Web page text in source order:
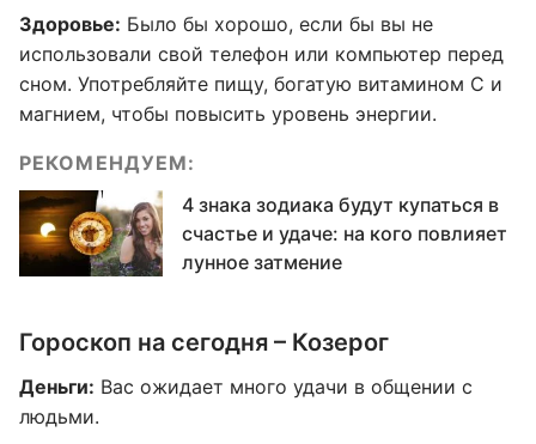
Здоровье: Было бы хорошо, если бы вы не
использовали свой телефон или компьютер перед
сном. Употребляйте пищу, богатую витамином C и
магнием, чтобы повысить уровень энергии.
РЕКОМЕНДУЕМ:
4 знака зодиака будут купаться в
счастье и удаче: на кого повлияет
лунное затмение
Гороскоп на сегодня – Козерог
Деньги: Вас ожидает много удачи в общении с
людьми.